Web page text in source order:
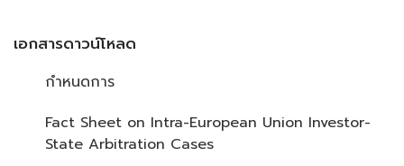
เอกสารดาวน์โหลด
กำหนดการ
Fact Sheet on Intra-European Union Investor-
State Arbitration Cases